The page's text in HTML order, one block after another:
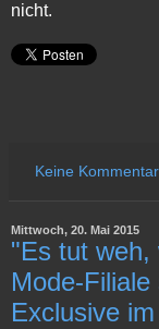
nicht.
Keine
Mittwoch, 20. Mai 2015
"Es tut weh,
Mode-
Exclusive